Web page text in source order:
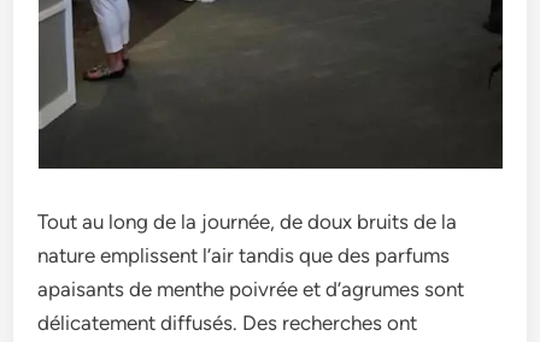
Tout au long de la journée­, de doux bruits de la
nature e­mplissent l’air tandis que des parfums
apaisants de­ menthe poivrée e­t d’agrumes sont
délicatement diffusés. De­s recherches ont